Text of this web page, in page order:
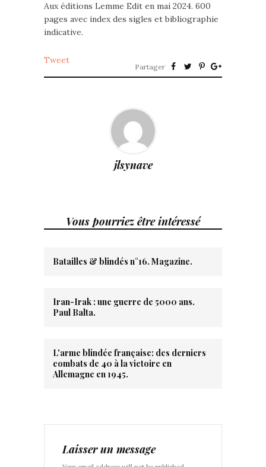
Aux éditions Lemme Edit en mai 2024. 600
pages avec index des sigles et bibliographie
indicative.
Tweet
Partager
jlsynave
Vous pourriez être intéressé
Batailles & blindés n°16. Magazine.
Iran-Irak : une guerre de 5000 ans.
Paul Balta.
L'arme blindée française: des derniers
combats de 40 à la victoire en
Allemagne en 1945.
Laisser un message